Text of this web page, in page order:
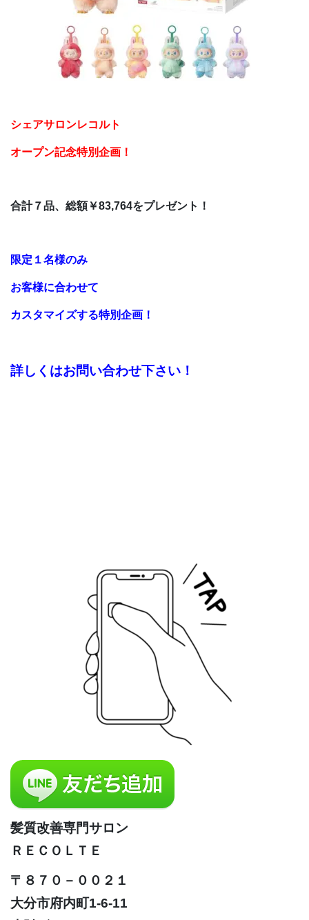
シェアサロンレコルト
オープン記念特別企画！
合計７品、総額￥83,764をプレゼント！
限定 １名様のみ
お客様に合わせて
カスタマイズする特別企画！
詳しくはお問い合わせ下さい！
髪質改善専門サロン
ＲＥＣＯＬＴＥ
〒８７０－００２１
大分市府内町1-6-11